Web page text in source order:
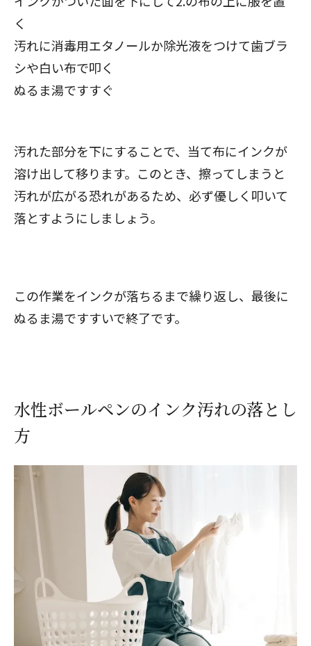
く
汚れに消毒用エタノールか除光液をつけて歯ブラ
シや白い布で叩く
ぬるま湯ですすぐ
汚れた部分を下にすることで、当て布にインクが
溶け出して移ります。このとき、擦ってしまうと
汚れが広がる恐れがあるため、必ず優しく叩いて
落とすようにしましょう。
この作業をインクが落ちるまで繰り返し、最後に
ぬるま湯ですすいで終了です。
水性ボールペンのインク汚れの落とし
方